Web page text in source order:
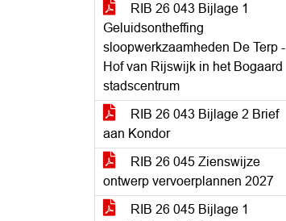
RIB 26 043 Bijlage 1
Geluidsontheffing
sloopwerkzaamheden De Terp -
Hof van Rijswijk in het Bogaard
stadscentrum
RIB 26 043 Bijlage 2 Brief
aan Kondor
RIB 26 045 Zienswijze
ontwerp vervoerplannen 2027
RIB 26 045 Bijlage 1